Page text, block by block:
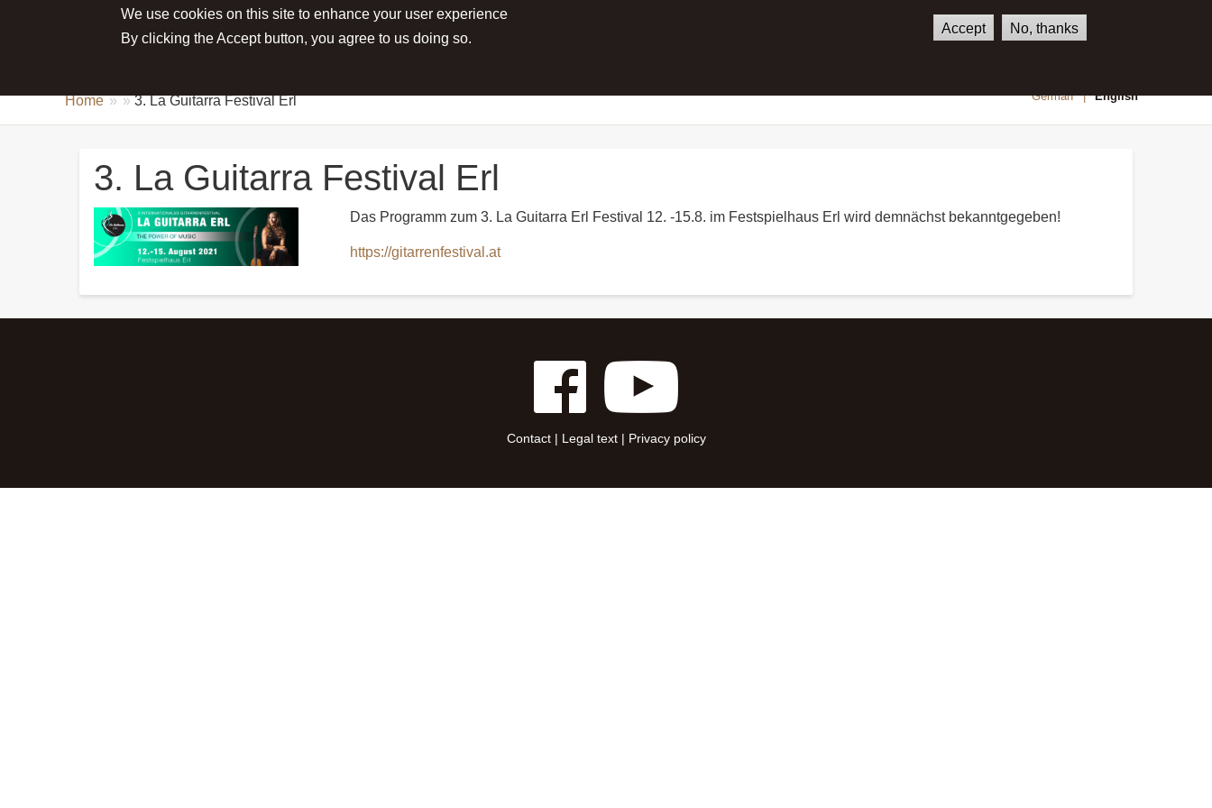
We use cookies on this site to enhance your user experience
By clicking the Accept button, you agree to us doing so.
Accept No, thanks
Main menu
ABOUT JULIA NEWS CONCERTS CONTACT
German English
Home 3. La Guitarra Festival Erl
3. La Guitarra Festival Erl
Das Programm zum 3. La Guitarra Erl Festival 12. -15.8. im Festspielhaus Erl wird demnächst bekanntgegeben!
https://gitarrenfestival.at
Contact| Legal text| Privacy policy